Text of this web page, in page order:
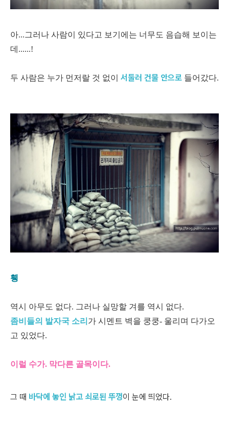
아...그러나 사람이 있다고 보기에는 너무도 음습해 보이는
데......!
두 사람은 누가 먼저랄 것 없이 서둘러 건물 안으로 들어갔다.
휑
역시 아무도 없다. 그러나 실망할 겨를 역시 없다.
좀비들의 발자국 소리 가 시멘트 벽을 쿵쿵- 울리며 다가오
고 있었다.
이럴 수가. 막다른 골목이다.
그 때 바닥에 놓인 낡고 쇠로된 뚜껑이 눈에 띄었다.